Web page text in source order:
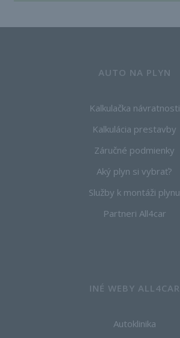
AUTO NA PLYN
Kalkulačka návratnosti
Kalkulácia prestavby
Záručné podmienky
Aký plyn si vybrať?
Služby k montáži plynu
Partneri All4car
INÉ WEBY ALL4CAR
Autoklinika